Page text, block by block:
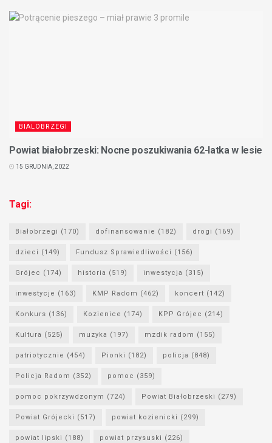
BIALOBRZEGI
Powiat białobrzeski: Nocne poszukiwania 62-latka w lesie
15 GRUDNIA, 2022
Tagi:
Białobrzegi (170) dofinansowanie (182) drogi (169)
dzieci (149) Fundusz Sprawiedliwości (156)
Grójec (174) historia (519) inwestycja (315)
inwestycje (163) KMP Radom (462) koncert (142)
Konkurs (136) Kozienice (174) KPP Grójec (214)
Kultura (525) muzyka (197) mzdik radom (155)
patriotycznie (454) Pionki (182) policja (848)
Policja Radom (352) pomoc (359)
pomoc pokrzywdzonym (724) Powiat Białobrzeski (279)
Powiat Grójecki (517) powiat kozienicki (299)
powiat lipski (188) powiat przysuski (226)